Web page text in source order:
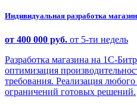
Индивидуальная разработка
от 400 000 руб. от 5-ти недель
Разработка магазина на 1С-
оптимизация
требования. Реализация
ограничений готовых решений.